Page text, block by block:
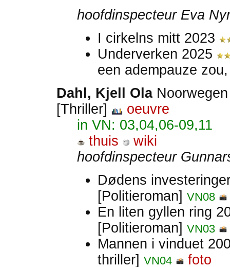
hoofdinspecteur Eva
I cirkelns mitt 2023
Underverken 2025
een adempauze
Dahl, Kjell Ola
[Thriller]
oeuvre
in VN: 03,04,06-09,11
thuis
wiki
hoofdinspecteur
Dødens
[Politieroman] VN08
En liten gyllen ring
[Politieroman] VN03
Mannen i vinduet
thriller] VN04
foto